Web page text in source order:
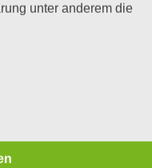
weniger
unter anderem die
alle
identifizierbare